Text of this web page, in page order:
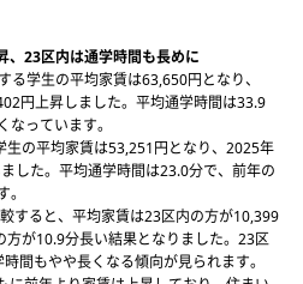
、23区内は通学時間も長めに
学生の平均家賃は63,650円となり、
円上昇しました。平均通学時間は33.9
っています。
の平均家賃は53,251円となり、2025年
した。平均通学時間は23.0分で、前年の
すると、平均家賃は23区内の方が10,399
が10.9分長い結果となりました。23区
間もやや長くなる傾向が見られます。